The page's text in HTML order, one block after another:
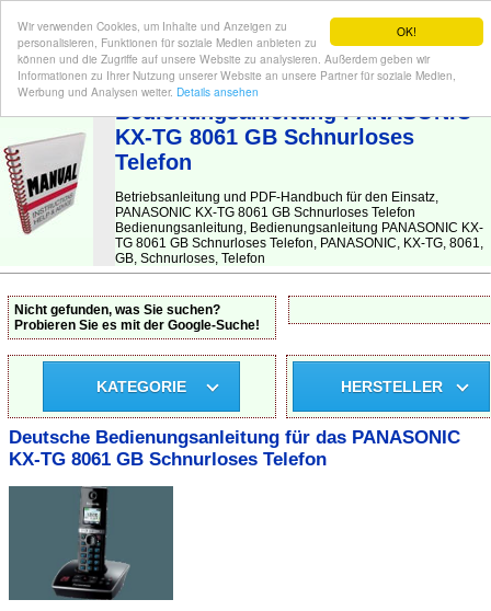
OK!
Wir verwenden Cookies, um Inhalte und Anzeigen zu
personalisieren, Funktionen für soziale Medien anbieten zu
können und die Zugriffe auf unsere Website zu analysieren. Außerdem geben wir
Informationen zu Ihrer Nutzung unserer Website an unsere Partner für soziale Medien,
Werbung und Analysen weiter. Details ansehen
BEDIENUNGSANLEITUNG| Hier finden Sie die deutsche Anleitung!
Bedienungsanleitung PANASONIC
KX-TG 8061 GB Schnurloses
Telefon
Betriebsanleitung und PDF-Handbuch für den Einsatz,
PANASONIC KX-TG 8061 GB Schnurloses Telefon
Bedienungsanleitung, Bedienungsanleitung PANASONIC KX-
TG 8061 GB Schnurloses Telefon, PANASONIC, KX-TG, 8061,
GB, Schnurloses, Telefon
Nicht gefunden, was Sie suchen?
Probieren Sie es mit der Google-Suche!
KATEGORIE HERSTELLER
Deutsche Bedienungsanleitung für das PANASONIC
KX-TG 8061 GB Schnurloses Telefon